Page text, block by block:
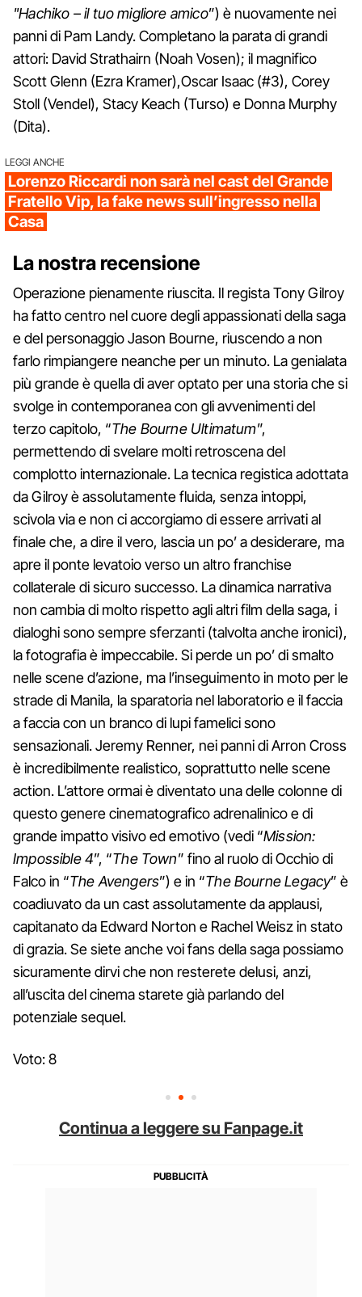
"Hachiko – il tuo migliore amico”) è nuovamente nei
panni di Pam Landy. Completano la parata di grandi
attori: David Strathairn (Noah Vosen); il magnifico
Scott Glenn (Ezra Kramer),Oscar Isaac (#3), Corey
Stoll (Vendel), Stacy Keach (Turso) e Donna Murphy
(Dita).
LEGGI ANCHE
Lorenzo Riccardi non sarà nel cast del Grande
Fratello Vip, la fake news sull’ingresso nella
Casa
La nostra recensione
Operazione pienamente riuscita. Il regista Tony Gilroy
ha fatto centro nel cuore degli appassionati della saga
e del personaggio Jason Bourne, riuscendo a non
farlo rimpiangere neanche per un minuto. La genialata
più grande è quella di aver optato per una storia che si
svolge in contemporanea con gli avvenimenti del
terzo capitolo, “The Bourne Ultimatum”,
permettendo di svelare molti retroscena del
complotto internazionale. La tecnica registica adottata
da Gilroy è assolutamente fluida, senza intoppi,
scivola via e non ci accorgiamo di essere arrivati al
finale che, a dire il vero, lascia un po’ a desiderare, ma
apre il ponte levatoio verso un altro franchise
collaterale di sicuro successo. La dinamica narrativa
non cambia di molto rispetto agli altri film della saga, i
dialoghi sono sempre sferzanti (talvolta anche ironici),
la fotografia è impeccabile. Si perde un po’ di smalto
nelle scene d’azione, ma l’inseguimento in moto per le
strade di Manila, la sparatoria nel laboratorio e il faccia
a faccia con un branco di lupi famelici sono
sensazionali. Jeremy Renner, nei panni di Arron Cross
è incredibilmente realistico, soprattutto nelle scene
action. L’attore ormai è diventato una delle colonne di
questo genere cinematografico adrenalinico e di
grande impatto visivo ed emotivo (vedi “Mission:
Impossible 4”, “The Town” fino al ruolo di Occhio di
Falco in “The Avengers”) e in “The Bourne Legacy” è
coadiuvato da un cast assolutamente da applausi,
capitanato da Edward Norton e Rachel Weisz in stato
di grazia. Se siete anche voi fans della saga possiamo
sicuramente dirvi che non resterete delusi, anzi,
all’uscita del cinema starete già parlando del
potenziale sequel.
Voto: 8
Continua a leggere su Fanpage.it